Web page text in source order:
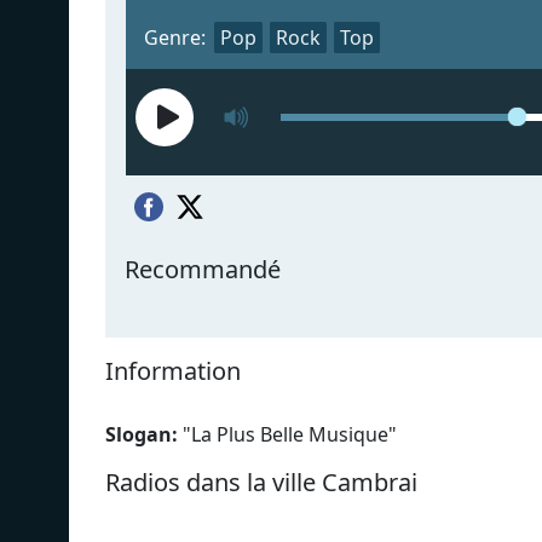
Genre: Pop Rock Top
Recommandé
Information
Slogan: "La Plus Belle Musique"
Radios dans la ville Cambrai